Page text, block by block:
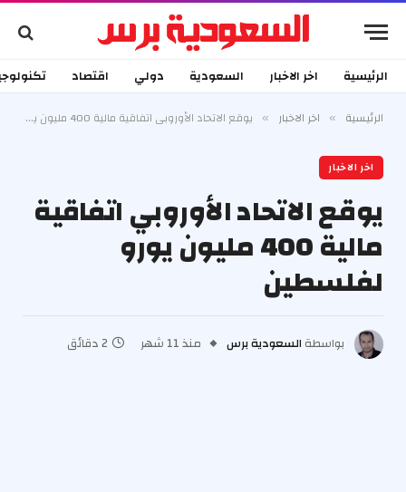
الرئيسية اخر الاخبار السعودية دولي اقتصاد
الرئيسية » اخر الاخبار » يوقع الاتحاد الأوروبي اتفاقية مالية 400 مليون يورو لفلسطين
اخر الاخبار
يوقع الاتحاد الأوروبي اتفاقية
مالية 400 مليون يورو
لفلسطين
بواسطة السعودية برس منذ 11 شهر 2 دقائق